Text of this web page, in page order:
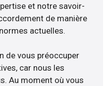
et notre savoir-
de manière
actuelles.
de vous préoccuper
car nous les
Au moment où vous